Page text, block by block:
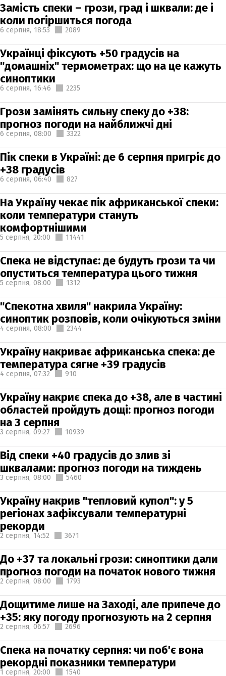
Замість спеки – грози, град і шквали: де і
коли погіршиться погода
6 серпня, 18:53 2089
Українці фіксують +50 градусів на
"домашніх" термометрах: що на це кажуть
синоптики
6 серпня, 16:46 2235
Грози замінять сильну спеку до +38:
прогноз погоди на найближчі дні
6 серпня, 08:00 3322
Пік спеки в Україні: де 6 серпня пригріє до
+38 градусів
6 серпня, 06:40 827
На Україну чекає пік африканської спеки:
коли температури стануть
комфортнішими
5 серпня, 20:00 11441
Спека не відступає: де будуть грози та чи
опуститься температура цього тижня
5 серпня, 08:00 1312
"Спекотна хвиля" накрила Україну:
синоптик розповів, коли очікуються зміни
4 серпня, 08:00 2344
Україну накриває африканська спека: де
температура сягне +39 градусів
4 серпня, 07:32 910
Україну накриє спека до +38, але в частині
областей пройдуть дощі: прогноз погоди
на 3 серпня
3 серпня, 09:27 10939
Від спеки +40 градусів до злив зі
шквалами: прогноз погоди на тиждень
3 серпня, 08:00 5460
Україну накрив "тепловий купол": у 5
регіонах зафіксували температурні
рекорди
2 серпня, 14:52 3671
До +37 та локальні грози: синоптики дали
прогноз погоди на початок нового тижня
2 серпня, 08:00 1793
Дощитиме лише на Заході, але припече до
+35: яку погоду прогнозують на 2 серпня
2 серпня, 06:57 2696
Спека на початку серпня: чи поб'є вона
рекордні показники температури
1 серпня, 20:00 1540